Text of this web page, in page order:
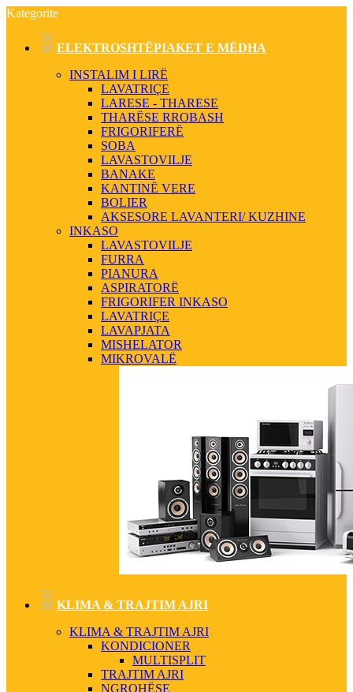
Kategorite
ELEKTROSHTËPIAKET E MËDHA
INSTALIM I LIRË
LAVATRIÇE
LARESE - THARESE
THARËSE RROBASH
FRIGORIFERË
SOBA
LAVASTOVILJE
BANAKE
KANTINË VERE
BOLIER
AKSESORE LAVANTERI/ KUZHINE
INKASO
LAVASTOVILJE
FURRA
PIANURA
ASPIRATORË
FRIGORIFER INKASO
LAVATRIÇE
LAVAPJATA
MISHELATOR
MIKROVALË
KLIMA & TRAJTIM AJRI
KLIMA & TRAJTIM AJRI
KONDICIONER
MULTISPLIT
TRAJTIM AJRI
NGROHËSE